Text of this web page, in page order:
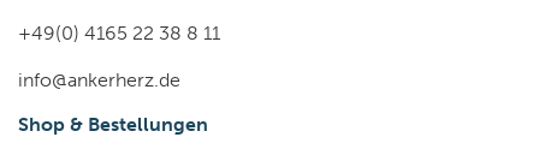
+49(0) 4165 22 38 8 11
info@ankerherz.de
Shop & Bestellungen